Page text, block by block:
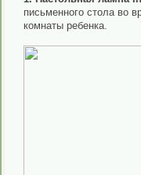
письменного стола во
комнаты ребенка.